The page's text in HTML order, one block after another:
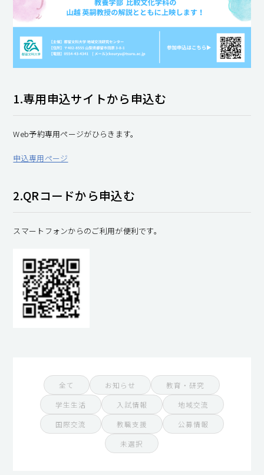
1.専用申込サイトから申込む
Web予約専用ページがひらきます。
申込専用ページ
2.QRコードから申込む
スマートフォンからのご利用が便利です。
全て お知らせ
教育・研究
学生生活
入試情報
地域交流
国際交流
教職支援
公募情報
未選択